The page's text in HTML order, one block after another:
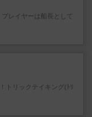
レイヤーは船長として
トリックテイキング(ﾄﾘ